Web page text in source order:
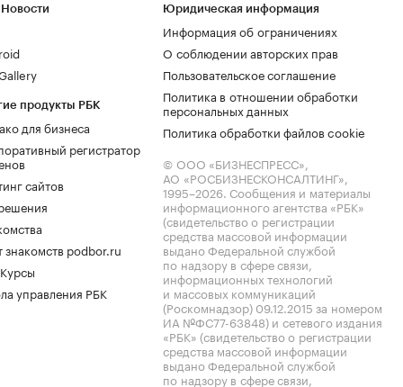
продукты РБК
для бизнеса
регистратор
сайтов
знакомств podbor.ru
управления РБК
Юридическая информация
Информация об ограничениях
О соблюдении авторских прав
Пользовательское соглашение
Политика в отношении обработки
персональных данных
Политика обработки файлов cookie
© ООО «БИЗНЕСПРЕСС»,
АО «РОСБИЗНЕСКОНСАЛТИНГ»,
1995–2026. Сообщения и материалы
информационного агентства «РБК»
(свидетельство о регистрации
средства массовой информации
выдано Федеральной службой
по надзору в сфере связи,
информационных технологий
и массовых коммуникаций
(Роскомнадзор) 09.12.2015 за номером
ИА №ФС77-63848) и сетевого издания
«РБК» (свидетельство о регистрации
средства массовой информации
выдано Федеральной службой
по надзору в сфере связи,